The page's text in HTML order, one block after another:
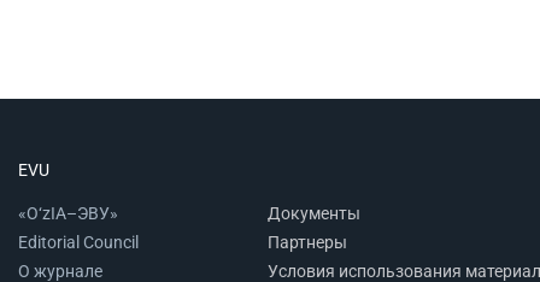
EVU
«O‘zIA–ЭВУ»
Editorial Council
О журнале
Документы
Партнеры
Условия использования